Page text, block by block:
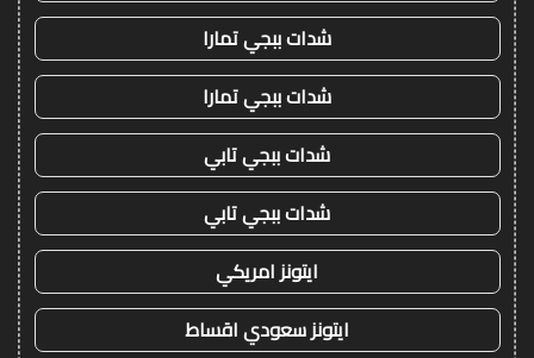
شدات ببجي تمارا
شدات ببجي تمارا
شدات ببجي تابي
شدات ببجي تابي
ايتونز امريكي
ايتونز سعودي اقساط